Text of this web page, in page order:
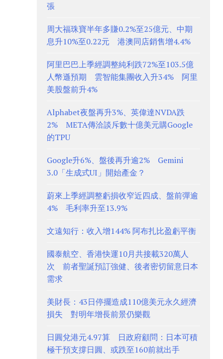
張
周大福珠寶半年多賺0.2%至25億元、中期
息升10%至0.22元 港澳同店銷售增4.4%
阿里巴巴上季經調整純利跌72%至103.5億
人幣遜預期 雲智能集團收入升34% 阿里
美股盤前升4%
Alphabet夜盤再升3%、英偉達NVDA跌
2% META傳洽談斥數十億美元購Google
的TPU
Google升6%、盤後再升逾2% Gemini
3.0「生成式UI」開始產金？
蔚來上季經調整虧損收窄近四成、盤前彈逾
4% 毛利率升至13.9%
文遠知行：收入增144% 阿布扎比盈虧平衡
國泰航空、香港快運10月共接載320萬人
次 前者聖誕預訂強健、後者密切留意日本
需求
美財長：43日停擺造成110億美元永久經濟
損失 對明年增長前景仍樂觀
日圓兌港元4.97算 日政府顧問：日本可積
極干預支撐日圓、或跌至160前就出手